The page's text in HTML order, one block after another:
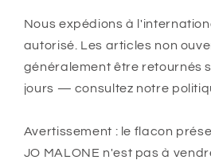
Nous expédions à
autorisé. Les articles non
généralement être retournés
jours — consultez notre
Avertissement : le flacon
JO MALONE n'est pas à